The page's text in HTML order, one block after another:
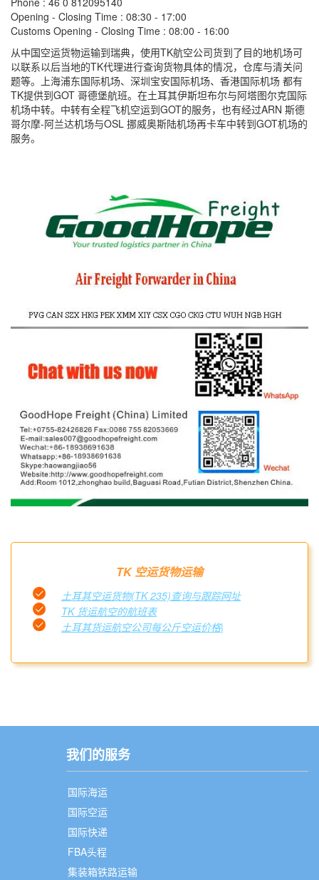
Opening - Closing Time : 08:30 - 17:00
Customs Opening - Closing Time : 08:00 - 16:00
从中国空运货物运输到瑞典，使用TK航空公司货到了目的地机场可
以联系以后当地的TK代理进行查询货物具体的情况，仓库与清关问
题等。上海浦东国际机场、深圳宝安国际机场、香港国际机场 都有
TK提供到GOT 哥德堡航班。在土耳其伊斯坦布尔与阿塔图尔克国际
机场中转。中转有全程飞机空运到GOT的服务，也有经过ARN 斯德
哥尔摩-阿兰达机场与OSL 挪威奥斯陆机场再卡车中转到GOT机场的
服务。
TK 空运货物运输
土耳其空运货物(TK 235)查询与跟踪网址
TK 货运航空的航班表
土耳其货运航空公司每公斤空运价格|
我们的服务
国际海运
国际空运
国际快递
FBA头程
集装箱铁路运输